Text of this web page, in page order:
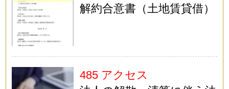
解約合意書（土地賃貸借）
485 アクセス